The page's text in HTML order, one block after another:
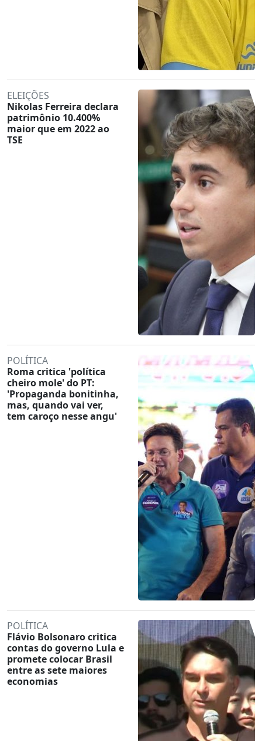
ELEIÇÕES
Nikolas Ferreira declara
patrimônio 10.400%
maior que em 2022 ao
TSE
POLÍTICA
Roma critica 'política
cheiro mole' do PT:
'Propaganda bonitinha,
mas, quando vai ver,
tem caroço nesse angu'
POLÍTICA
Flávio Bolsonaro critica
contas do governo Lula e
promete colocar Brasil
entre as sete maiores
economias